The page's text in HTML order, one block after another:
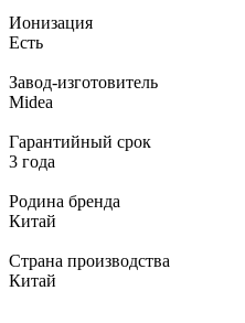
Ионизация
Есть
Завод-изготовитель
Midea
Гарантийный срок
3 года
Родина бренда
Китай
Страна производства
Китай